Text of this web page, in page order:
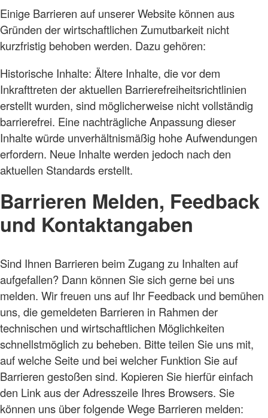
Einige Barrieren auf unserer Website können aus
Gründen der wirtschaftlichen Zumutbarkeit nicht
kurzfristig behoben werden. Dazu gehören:
Historische Inhalte: Ältere Inhalte, die vor dem
Inkrafttreten der aktuellen Barrierefreiheitsrichtlinien
erstellt wurden, sind möglicherweise nicht vollständig
barrierefrei. Eine nachträgliche Anpassung dieser
Inhalte würde unverhältnismäßig hohe Aufwendungen
erfordern. Neue Inhalte werden jedoch nach den
aktuellen Standards erstellt.
Barrieren Melden, Feedback
und Kontaktangaben
Sind Ihnen Barrieren beim Zugang zu Inhalten auf
aufgefallen? Dann können Sie sich gerne bei uns
melden. Wir freuen uns auf Ihr Feedback und bemühen
uns, die gemeldeten Barrieren in Rahmen der
technischen und wirtschaftlichen Möglichkeiten
schnellstmöglich zu beheben. Bitte teilen Sie uns mit,
auf welche Seite und bei welcher Funktion Sie auf
Barrieren gestoßen sind. Kopieren Sie hierfür einfach
den Link aus der Adresszeile Ihres Browsers. Sie
können uns über folgende Wege Barrieren melden: